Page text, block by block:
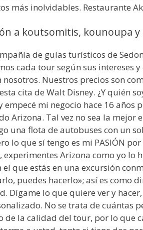
más inolvidables. Restaurante
a koutsomitis, kounoupa y
de guías turísticos de
cada tour según sus intereses
nosotros. Nuestros precios son
cita de Walt Disney. ¿Y quién
empecé mi negocio hace 16
Arizona. Tal vez no sea la mejor
una flota de autobuses con un
lo que sí tengo es mi PASIÓN
experimentes Arizona como yo lo
que estás en una excursión
puedes hacerlo»; así es como
Dígame lo que quiere ver y
No se trata de cuántas
de la calidad del tour, por lo que